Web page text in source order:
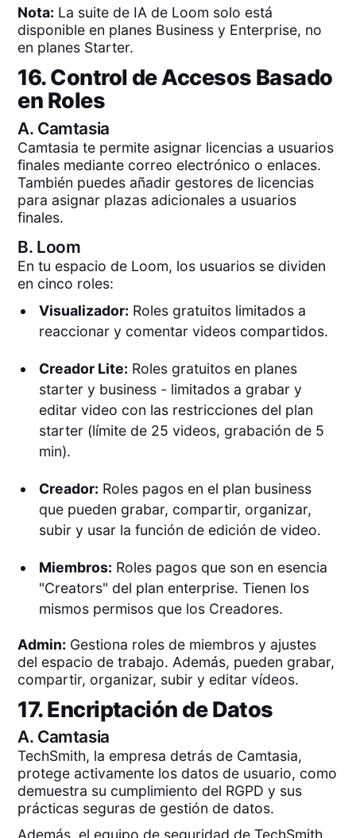
Nota: La suite de IA de Loom solo está
disponible en planes Business y Enterprise, no
en planes Starter.
16. Control de Accesos Basado
en Roles
A. Camtasia
Camtasia te permite asignar licencias a usuarios
finales mediante correo electrónico o enlaces.
También puedes añadir gestores de licencias
para asignar plazas adicionales a usuarios
finales.
B. Loom
En tu espacio de Loom, los usuarios se dividen
en cinco roles:
Visualizador: Roles gratuitos limitados a
reaccionar y comentar videos compartidos.
Creador Lite: Roles gratuitos en planes
starter y business - limitados a grabar y
editar video con las restricciones del plan
starter (límite de 25 videos, grabación de 5
min).
Creador: Roles pagos en el plan business
que pueden grabar, compartir, organizar,
subir y usar la función de edición de video.
Miembros: Roles pagos que son en esencia
"Creators" del plan enterprise. Tienen los
mismos permisos que los Creadores.
Admin: Gestiona roles de miembros y ajustes
del espacio de trabajo. Además, pueden grabar,
compartir, organizar, subir y editar vídeos.
17. Encriptación de Datos
A. Camtasia
TechSmith, la empresa detrás de Camtasia,
protege activamente los datos de usuario, como
demuestra su cumplimiento del RGPD y sus
prácticas seguras de gestión de datos.
Además, el equipo de seguridad de TechSmith